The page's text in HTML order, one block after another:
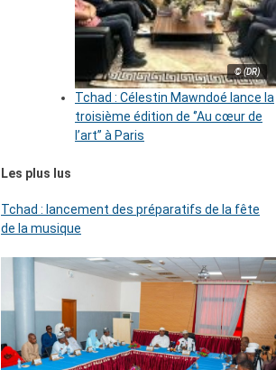
© (DR)
Tchad : Célestin Mawndoé lance la
troisième édition de ‘’Au cœur de
l’art’’ à Paris
Les plus lus
Tchad : lancement des préparatifs de la fête
de la musique